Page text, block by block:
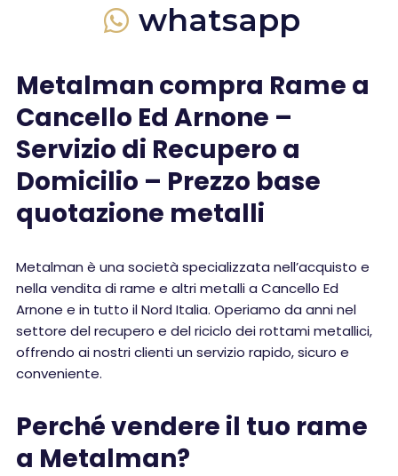
whatsapp
Metalman compra Rame a
Cancello Ed Arnone –
Servizio di Recupero a
Domicilio – Prezzo base
quotazione metalli
Metalman è una società specializzata nell’acquisto e
nella vendita di rame e altri metalli a Cancello Ed
Arnone e in tutto il Nord Italia. Operiamo da anni nel
settore del recupero e del riciclo dei rottami metallici,
offrendo ai nostri clienti un servizio rapido, sicuro e
conveniente.
Perché vendere il tuo rame
a Metalman?